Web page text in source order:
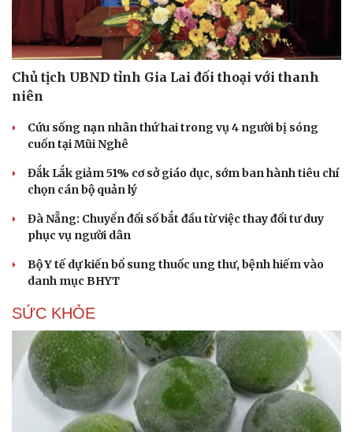
Chủ tịch UBND tỉnh Gia Lai đối thoại với thanh
niên
Cứu sống nạn nhân thứ hai trong vụ 4 người bị sóng
cuốn tại Mũi Nghê
Đắk Lắk giảm 51% cơ sở giáo dục, sớm ban hành tiêu chí
chọn cán bộ quản lý
Đà Nẵng: Chuyển đổi số bắt đầu từ việc thay đổi tư duy
phục vụ người dân
Bộ Y tế dự kiến bổ sung thuốc ung thư, bệnh hiếm vào
danh mục BHYT
SỨC KHỎE